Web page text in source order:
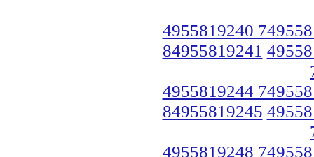
4955819240
84955819241
4955819244
84955819245
4955819248